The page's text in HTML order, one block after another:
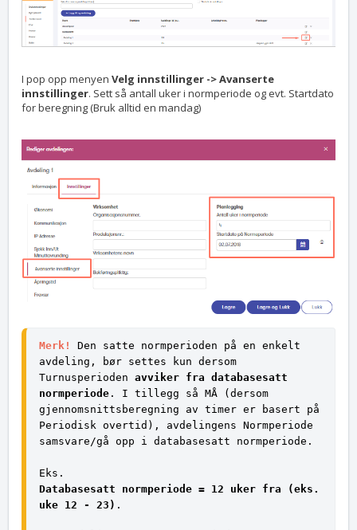
I pop opp menyen Velg innstillinger -> Avanserte
innstillinger. Sett så antall uker i normperiode og evt. Startdato
for beregning (Bruk alltid en mandag)
Merk! Den satte normperioden på en enkelt
avdeling, bør settes kun dersom
Turnusperioden avviker fra databasesatt
normperiode . I tillegg så MÅ (dersom
gjennomsnittsberegning av timer er basert på
Periodisk overtid), avdelingens Normperiode
samsvare/gå opp i databasesatt normperiode.
Eks.
Databasesatt normperiode = 12 uker fra (eks.
uke 12 - 23) .